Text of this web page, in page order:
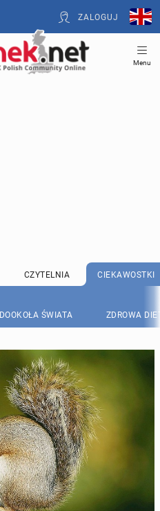
ZALOGUJ
Menu
CZYTELNIA CIEKAWOSTKI
DOOKOŁA ŚWIATA ZDROWA